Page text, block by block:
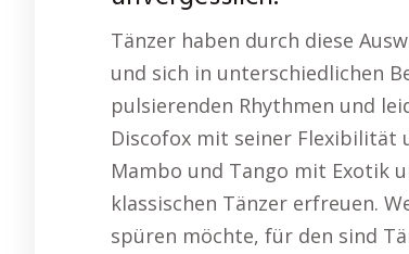
Tänzer haben durch diese
und sich in unterschiedlichen
pulsierenden Rhythmen und
Discofox mit seiner Flexibilität
Mambo und Tango mit Exotik
klassischen Tänzer erfreuen.
spüren möchte, für den sind